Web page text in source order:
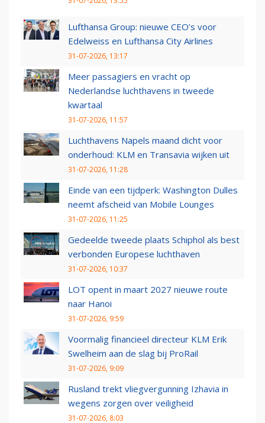
Lufthansa Group: nieuwe CEO’s voor
Edelweiss en Lufthansa City Airlines
31-07-2026, 13:17
Meer passagiers en vracht op
Nederlandse luchthavens in tweede
kwartaal
31-07-2026, 11:57
Luchthavens Napels maand dicht voor
onderhoud: KLM en Transavia wijken uit
31-07-2026, 11:28
Einde van een tijdperk: Washington Dulles
neemt afscheid van Mobile Lounges
31-07-2026, 11:25
Gedeelde tweede plaats Schiphol als best
verbonden Europese luchthaven
31-07-2026, 10:37
LOT opent in maart 2027 nieuwe route
naar Hanoi
31-07-2026, 9:59
Voormalig financieel directeur KLM Erik
Swelheim aan de slag bij ProRail
31-07-2026, 9:09
Rusland trekt vliegvergunning Izhavia in
wegens zorgen over veiligheid
31-07-2026, 8:03